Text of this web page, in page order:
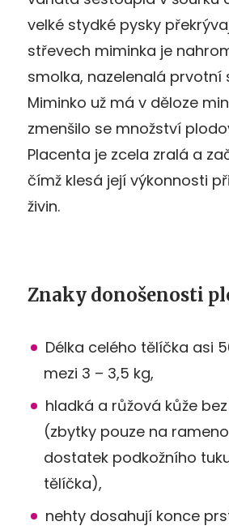
velké stydké pysky
střevech miminka je
smolka, nazelenalá prvotní
Miminko už má v děloze
zmenšilo se množství
Placenta je zcela zralá a
čímž klesá její výkonnosti
živin.
Znaky donošenosti
Délka celého tělíčka asi
mezi 3 – 3,5 kg,
hladká a růžová kůže
(zbytky pouze na
dostatek podkožního
tělíčka),
nehty dosahují konce